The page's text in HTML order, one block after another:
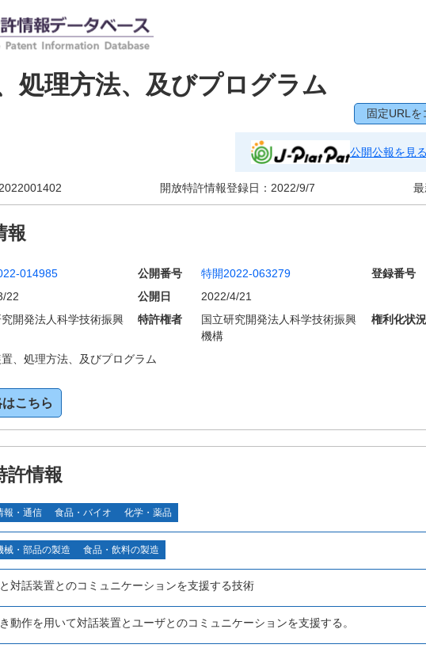
処理方法、及びプログラム
固定URLを
公開公報を見る
開放特許情報登録日： 2022/9/7 最
報
014985 公開番号 特開2022-063279 登録番号
22 公開日
2022/4/21
究開発法人科学技術振興
特許権者
国立研究開発法人科学技術振興
機構
権利化状況
、処理方法、及びプログラム
こちら
許情報
報・通信 食品・バイオ 化学・薬品
械・部品の製造 食品・飲料の製造
対話装置とのコミュニケーションを支援する技術
動作を用いて対話装置とユーザとのコミュニケーションを支援する。